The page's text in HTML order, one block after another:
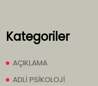
Kategoriler
AÇIKLAMA
ADLİ PSİKOLOJİ